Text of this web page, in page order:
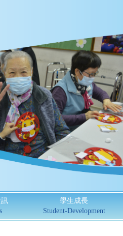
學生成長
Student-Development